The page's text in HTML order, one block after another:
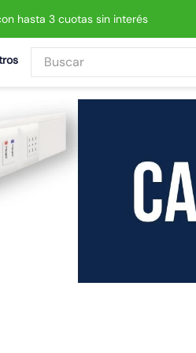
hasta 3 cuotas sin interés
Buscar